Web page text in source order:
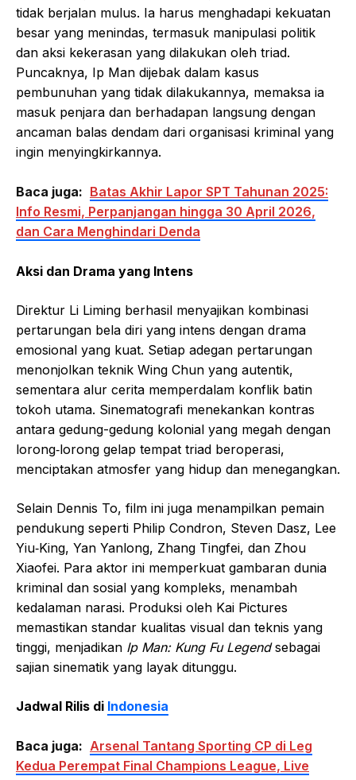
tidak berjalan mulus. Ia harus menghadapi kekuatan
besar yang menindas, termasuk manipulasi politik
dan aksi kekerasan yang dilakukan oleh triad.
Puncaknya, Ip Man dijebak dalam kasus
pembunuhan yang tidak dilakukannya, memaksa ia
masuk penjara dan berhadapan langsung dengan
ancaman balas dendam dari organisasi kriminal yang
ingin menyingkirkannya.
Baca juga: Batas Akhir Lapor SPT Tahunan 2025:
Info Resmi, Perpanjangan hingga 30 April 2026,
dan Cara Menghindari Denda
Aksi dan Drama yang Intens
Direktur Li Liming berhasil menyajikan kombinasi
pertarungan bela diri yang intens dengan drama
emosional yang kuat. Setiap adegan pertarungan
menonjolkan teknik Wing Chun yang autentik,
sementara alur cerita memperdalam konflik batin
tokoh utama. Sinematografi menekankan kontras
antara gedung-gedung kolonial yang megah dengan
lorong‑lorong gelap tempat triad beroperasi,
menciptakan atmosfer yang hidup dan menegangkan.
Selain Dennis To, film ini juga menampilkan pemain
pendukung seperti Philip Condron, Steven Dasz, Lee
Yiu‑King, Yan Yanlong, Zhang Tingfei, dan Zhou
Xiaofei. Para aktor ini memperkuat gambaran dunia
kriminal dan sosial yang kompleks, menambah
kedalaman narasi. Produksi oleh Kai Pictures
memastikan standar kualitas visual dan teknis yang
tinggi, menjadikan Ip Man: Kung Fu Legendsebagai
sajian sinematik yang layak ditunggu.
Jadwal Rilis di Indonesia
Baca juga: Arsenal Tantang Sporting CP di Leg
Kedua Perempat Final Champions League, Live